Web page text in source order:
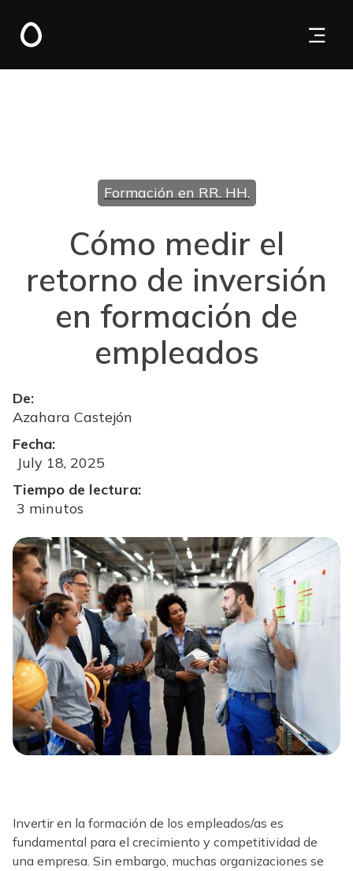
Formación en RR. HH.
Cómo medir el
retorno de inversión
en formación de
empleados
De:
Azahara Castejón
Fecha:
July 18, 2025
Tiempo de lectura:
3 minutos
Invertir en la formación de los empleados/as es
fundamental para el crecimiento y competitividad de
una empresa. Sin embargo, muchas organizaciones se